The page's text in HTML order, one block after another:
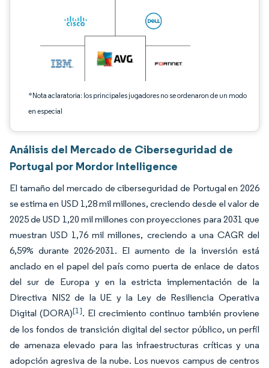
*Nota aclaratoria: los principales jugadores no se ordenaron de un modo
en especial
Análisis del Mercado de Ciberseguridad de
Portugal por Mordor Intelligence
El tamaño del mercado de ciberseguridad de Portugal en 2026
se estima en USD 1,28 mil millones, creciendo desde el valor de
2025 de USD 1,20 mil millones con proyecciones para 2031 que
muestran USD 1,76 mil millones, creciendo a una CAGR del
6,59% durante 2026-2031. El aumento de la inversión está
anclado en el papel del país como puerta de enlace de datos
del sur de Europa y en la estricta implementación de la
Directiva NIS2 de la UE y la Ley de Resiliencia Operativa
Digital (DORA)[1]. El crecimiento continuo también proviene
de los fondos de transición digital del sector público, un perfil
de amenaza elevado para las infraestructuras críticas y una
adopción agresiva de la nube. Los nuevos campus de centros